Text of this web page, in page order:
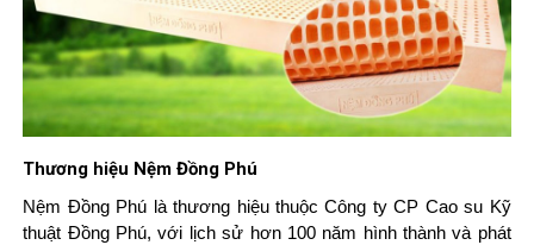
Thương hiệu Nệm Đồng Phú
Nệm Đồng Phú là thương hiệu thuộc Công ty CP Cao su Kỹ
thuật Đồng Phú, với lịch sử hơn 100 năm hình thành và phát